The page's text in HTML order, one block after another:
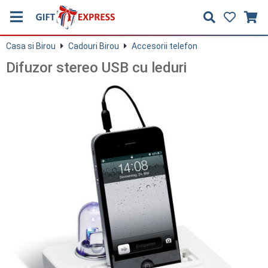
Casa si Birou Cadouri Birou Accesorii telefon
Difuzor stereo USB cu leduri